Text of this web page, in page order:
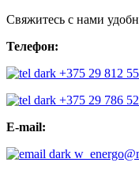
Свяжитесь с нами
Телефон:
+375 29 812
+375 29 786
E-mail: